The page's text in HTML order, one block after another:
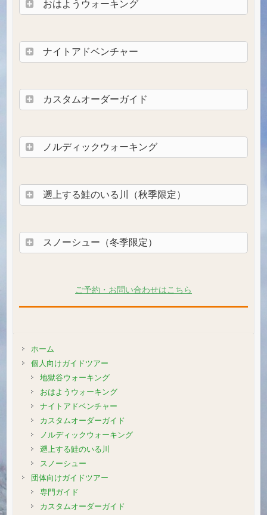
おはようウォーキング
ナイトアドベンチャー
カスタムオーダーガイド
ノルディックウォーキング
遡上する鮭のいる川（秋季限定）
スノーシュー（冬季限定）
ご予約・お問い合わせはこちら
ホーム
個人向けガイドツアー
地獄谷ウォーキング
おはようウォーキング
ナイトアドベンチャー
カスタムオーダーガイド
ノルディックウォーキング
遡上する鮭のいる川
スノーシュー
団体向けガイドツアー
専門ガイド
カスタムオーダーガイド